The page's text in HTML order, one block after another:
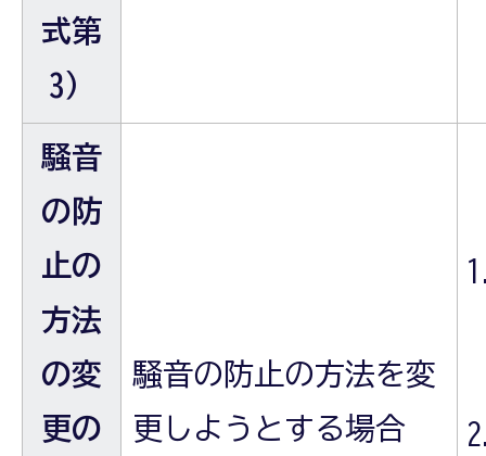
式第
3）
騒音
の防
止の
方法
の変
更の
騒音の防止の方法を変
更しようとする場合